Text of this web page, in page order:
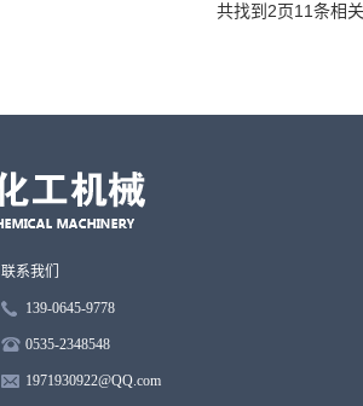
共找到 2页11条相
联系我们
139-0645-9778
0535-2348548
1971930922@QQ.com